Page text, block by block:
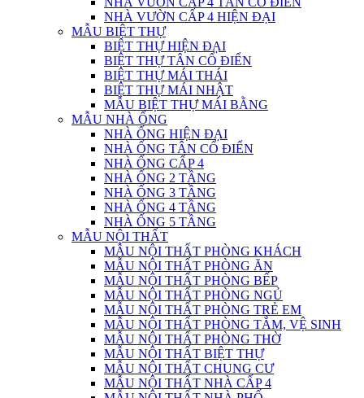
NHÀ VƯỜN CẤP 4 HIỆN ĐẠI
MẪU BIỆT THỰ
BIỆT THỰ HIỆN ĐẠI
BIỆT THỰ TÂN CỔ ĐIỂN
BIỆT THỰ MÁI THÁI
BIỆT THỰ MÁI NHẬT
MẪU BIỆT THỰ MÁI BẰNG
MẪU NHÀ ỐNG
NHÀ ỐNG HIỆN ĐẠI
NHÀ ỐNG TÂN CỔ ĐIỂN
NHÀ ỐNG CẤP 4
NHÀ ỐNG 2 TẦNG
NHÀ ỐNG 3 TẦNG
NHÀ ỐNG 4 TẦNG
NHÀ ỐNG 5 TẦNG
MẪU NỘI THẤT
MẪU NỘI THẤT PHÒNG KHÁCH
MẪU NỘI THẤT PHÒNG ĂN
MẪU NỘI THẤT PHÒNG BẾP
MẪU NỘI THẤT PHÒNG NGỦ
MẪU NỘI THẤT PHÒNG TRẺ EM
MẪU NỘI THẤT PHÒNG TẮM, VỆ SINH
MẪU NỘI THẤT PHÒNG THỜ
MẪU NỘI THẤT BIỆT THỰ
MẪU NỘI THẤT CHUNG CƯ
MẪU NỘI THẤT NHÀ CẤP 4